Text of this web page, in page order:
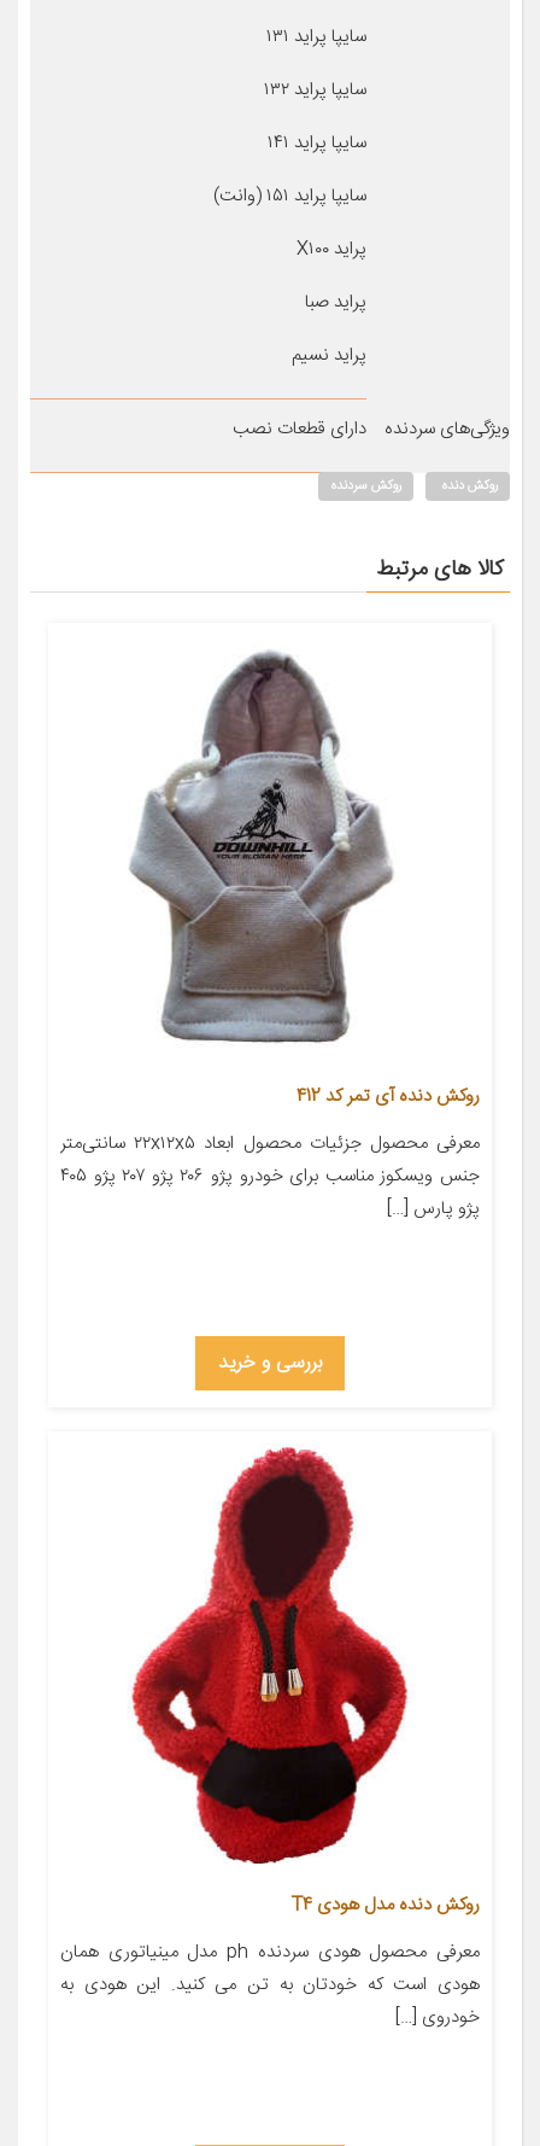
سایپا پراید ۱۳۱
سایپا پراید ۱۳۲
سایپا پراید ۱۴۱
سایپا پراید ۱۵۱ (وانت)
پراید X۱۰۰
پراید صبا
پراید نسیم
ویژگی‌های سردنده دارای قطعات نصب
روکش دنده روکش سردنده
کالا های مرتبط
روکش دنده آی تمر کد 412
معرفی محصول جزئیات محصول ابعاد ۲۲x۱۲x۵ سانتی‌متر
جنس ویسکوز مناسب برای خودرو پژو ۲۰۶ پژو ۲۰۷ پژو ۴۰۵
پژو پارس […]
بررسی و خرید
روکش دنده مدل هودی T4
معرفی محصول هودی سردنده ph مدل مینیاتوری همان
هودی است که خودتان به تن می کنید. این هودی به
خودروی […]